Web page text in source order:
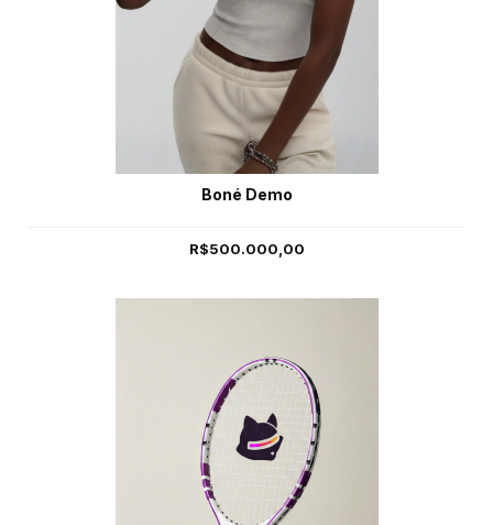
Boné Demo
R$500.000,00